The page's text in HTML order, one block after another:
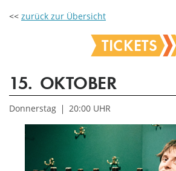
<< zurück zur Übersicht
TICKETS
15. OKTOBER
Donnerstag 20:00 UHR